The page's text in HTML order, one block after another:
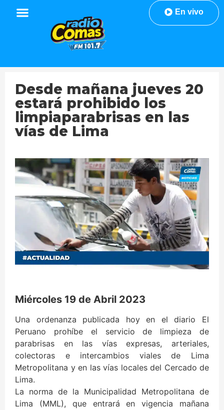
En vivo
Desde mañana jueves 20
estará prohibido los
limpiaparabrisas en las
vías de Lima
Miércoles 19 de Abril 2023
Una ordenanza publicada hoy en el diario El
Peruano prohíbe el servicio de limpieza de
parabrisas en las vías expresas, arteriales,
colectoras e intercambios viales de Lima
Metropolitana y en las vías locales del Cercado de
Lima.
La norma de la Municipalidad Metropolitana de
Lima (MML), que entrará en vigencia mañana